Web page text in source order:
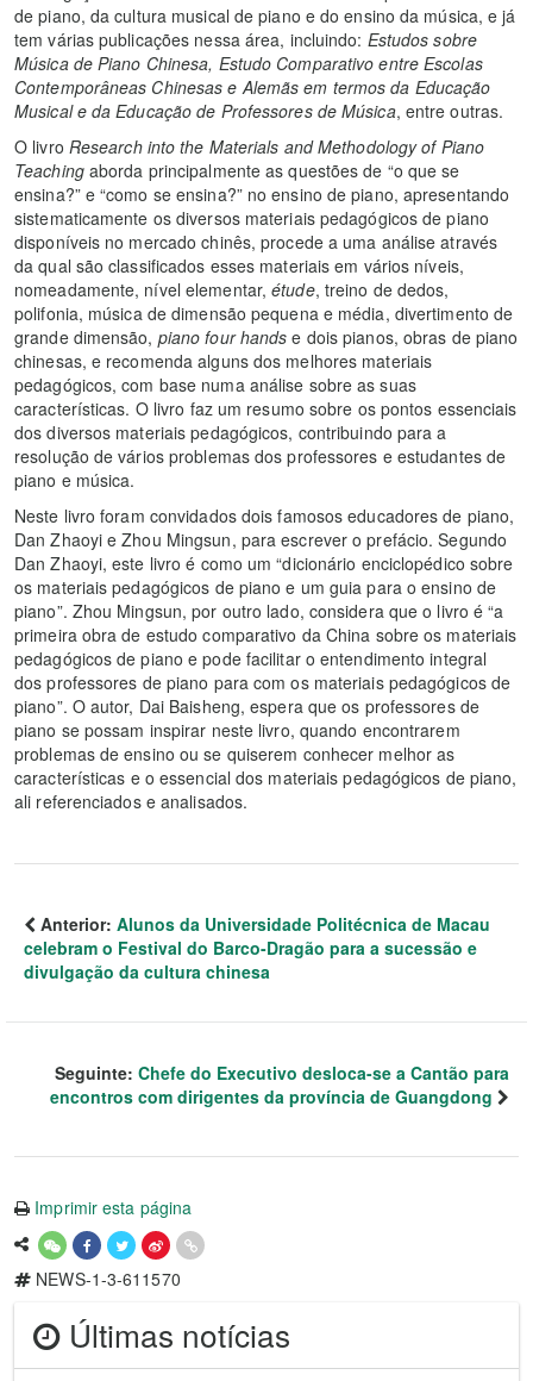
de piano, da cultura musical de piano e do ensino da música, e já
tem várias publicações nessa área, incluindo: Estudos sobre
Música de Piano Chinesa, Estudo Comparativo entre Escolas
Contemporâneas Chinesas e Alemãs em termos da Educação
Musical e da Educação de Professores de Música, entre outras.
O livro Research into the Materials and Methodology of Piano
Teachingaborda principalmente as questões de “o que se
ensina?” e “como se ensina?” no ensino de piano, apresentando
sistematicamente os diversos materiais pedagógicos de piano
disponíveis no mercado chinês, procede a uma análise através
da qual são classificados esses materiais em vários níveis,
nomeadamente, nível elementar,étude, treino de dedos,
polifonia, música de dimensão pequena e média, divertimento de
grande dimensão, piano four hands e dois pianos, obras de piano
chinesas, e recomenda alguns dos melhores materiais
pedagógicos, com base numa análise sobre as suas
características. O livro faz um resumo sobre os pontos essenciais
dos diversos materiais pedagógicos, contribuindo para a
resolução de vários problemas dos professores e estudantes de
piano e música.
Neste livro foram convidados dois famosos educadores de piano,
Dan Zhaoyi e Zhou Mingsun, para escrever o prefácio. Segundo
Dan Zhaoyi, este livro é como um “dicionário enciclopédico sobre
os materiais pedagógicos de piano e um guia para o ensino de
piano”. Zhou Mingsun, por outro lado, considera que o livro é “a
primeira obra de estudo comparativo da China sobre os materiais
pedagógicos de piano e pode facilitar o entendimento integral
dos professores de piano para com os materiais pedagógicos de
piano”. O autor, Dai Baisheng, espera que os professores de
piano se possam inspirar neste livro, quando encontrarem
problemas de ensino ou se quiserem conhecer melhor as
características e o essencial dos materiais pedagógicos de piano,
ali referenciados e analisados.
Anterior: Alunos da Universidade Politécnica de Macau
celebram o Festival do Barco-Dragão para a sucessão e
divulgação da cultura chinesa
Seguinte: Chefe do Executivo desloca-se a Cantão para
encontros com dirigentes da província de Guangdong
Imprimir esta página
NEWS-1-3-611570
Últimas notícias